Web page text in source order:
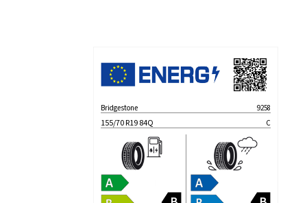
Bridgestone 9258
155/70 R19 84Q C